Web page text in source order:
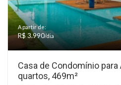
A partir de:
R$ 3.990/dia
Casa de Condomínio
quartos, 469m²